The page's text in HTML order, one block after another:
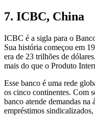
7. ICBC, China
ICBC é a sigla para o
Sua história começou em
era de 23 trilhões de
mais do que o Produto
Esse banco é uma rede
os cinco continentes. Com
banco atende demandas
empréstimos